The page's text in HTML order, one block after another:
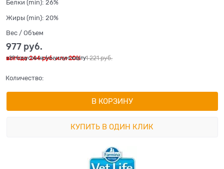
Белки (min): 26%
Жиры (min): 20%
Вес / Объем
1 221 руб.
977 руб.
выгода244 руб.или20%
+29 бонусов на бонусную карту
Количество:
В КОРЗИНУ
КУПИТЬ В ОДИН КЛИК